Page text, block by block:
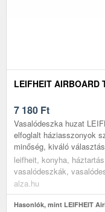
LEIFHEIT AIRBOARD
7 180 Ft
Vasalódeszka huzat
elfoglalt háziasszonyok
minőség, kiváló
leifheit, konyha,
vasalódeszkák,
alza.hu
Hasonlók, mint LEIFHEIT